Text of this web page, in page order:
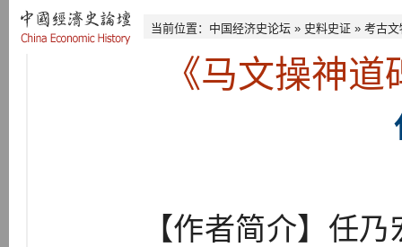
当前位置： 中国经济史论坛 » 史料史证 » 考古文
《马文操神
【作者简介】任乃